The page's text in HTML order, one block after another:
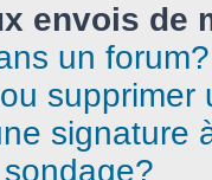
envois de
un forum?
supprimer
signature